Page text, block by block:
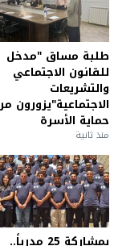
طلبة مساق "مدخل
للقانون الاجتماعي
والتشريعات
الاجتماعية"يزورون
حماية الأسرة
منذ ثانية
بمشاركة 25 مدرباً..